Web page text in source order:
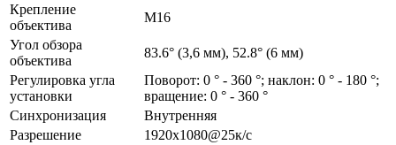
Крепление
объектива
М16
Угол обзора
объектива
83.6° (3,6 мм), 52.8° (6 мм)
Регулировка угла
установки
Поворот: 0 ° - 360 °; наклон: 0 ° - 180 °;
вращение: 0 ° - 360 °
Синхронизация
Внутренняя
Разрешение
1920x1080@25к/с